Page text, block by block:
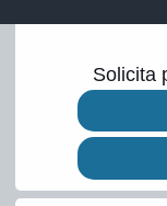
Matrícula
Admisión –
Certificados –
Solicita